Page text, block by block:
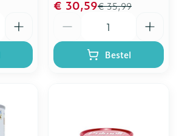
€ 35,99
€ 30,59
Bestel